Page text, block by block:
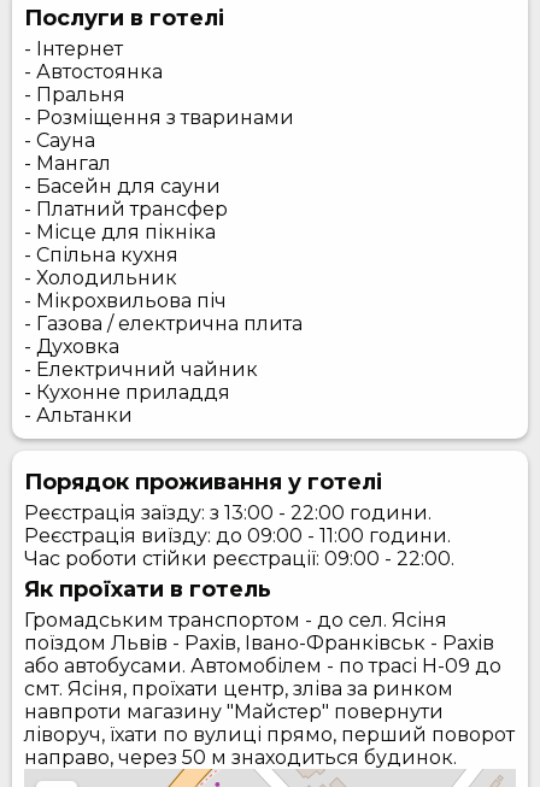
Послуги в готелі
- Інтернет
- Автостоянка
- Пральня
- Розміщення з тваринами
- Сауна
- Мангал
- Басейн для сауни
- Платний трансфер
- Місце для пікніка
- Спільна кухня
- Холодильник
- Мікрохвильова піч
- Газова / електрична плита
- Духовка
- Електричний чайник
- Кухонне приладдя
- Альтанки
Порядок проживання у готелі
Реєстрація заїзду: з 13:00 - 22:00 години.
Реєстрація виїзду: до 09:00 - 11:00 години.
Час роботи стійки реєстрації: 09:00 - 22:00.
Як проїхати в готель
Громадським транспортом - до сел. Ясіня
поїздом Львів - Рахів, Івано-Франківськ - Рахів
або автобусами. Автомобілем - по трасі H-09 до
смт. Ясіня, проїхати центр, зліва за ринком
навпроти магазину "Майстер" повернути
ліворуч, їхати по вулиці прямо, перший поворот
направо, через 50 м знаходиться будинок.